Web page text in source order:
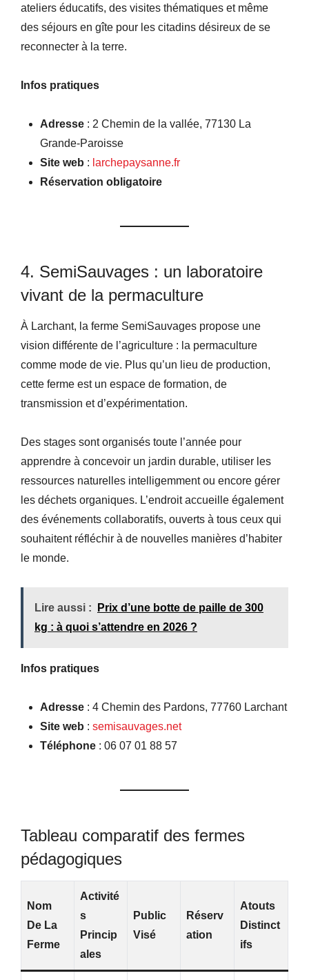
ateliers éducatifs, des visites thématiques et même
des séjours en gîte pour les citadins désireux de se
reconnecter à la terre.
Infos pratiques
Adresse : 2 Chemin de la vallée, 77130 La
Grande-Paroisse
Site web : larchepaysanne.fr
Réservation obligatoire
4. SemiSauvages : un laboratoire
vivant de la permaculture
À Larchant, la ferme SemiSauvages propose une
vision différente de l’agriculture : la permaculture
comme mode de vie. Plus qu’un lieu de production,
cette ferme est un espace de formation, de
transmission et d’expérimentation.
Des stages sont organisés toute l’année pour
apprendre à concevoir un jardin durable, utiliser les
ressources naturelles intelligemment ou encore gérer
les déchets organiques. L’endroit accueille également
des événements collaboratifs, ouverts à tous ceux qui
souhaitent réfléchir à de nouvelles manières d’habiter
le monde.
Lire aussi :
Prix d’une botte de paille de 300
kg : à quoi s’attendre en 2026 ?
Infos pratiques
Adresse : 4 Chemin des Pardons, 77760 Larchant
Site web : semisauvages.net
Téléphone : 06 07 01 88 57
Tableau comparatif des fermes
pédagogiques
Nom
De La
Ferme
Activité
S
Princip
Ales
Public
Visé
Réserv
Ation
Atouts
Distinct
Ifs